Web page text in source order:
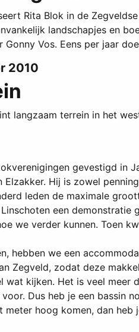
Rita Blok in de
landschapjes en
Vos. Eens per jaar
2010
langzaam terrein in het
gevestigd in
Hij is zowel
leden de maximale
een
we verder kunnen. Toen
hebben we een
Zegveld, zodat deze
kijken. Het is veel
Dus heb je een bassin
hoog komen, dan